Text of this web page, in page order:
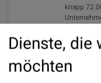
knapp
>> Besuchen Sie 55
Dienste, die
möchten